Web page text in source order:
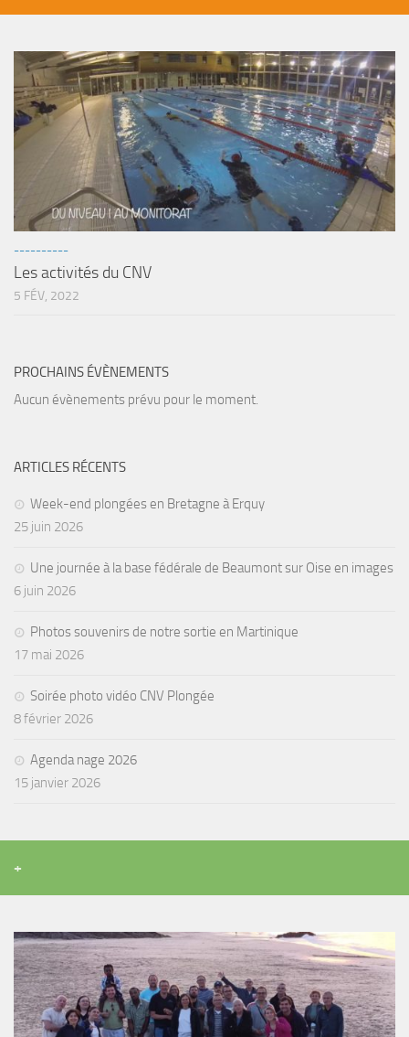
Sorties 2021
Sorties 2020
Sorties 2019
Sorties 2018
sorties 2017
Sorties 2016
Sorties 2015
Sorties 2014
BIO SUB
Peinture
NAP / NEV
Les Palmes du Lac
MATERIEL
Occasions
----------
Les activités du CNV
5 FÉV, 2022
PROCHAINS ÉVÈNEMENTS
Aucun évènements prévu pour le moment.
ARTICLES RÉCENTS
Week-end plongées en Bretagne à Erquy
25 juin 2026
Une journée à la base fédérale de Beaumont sur Oise en images
6 juin 2026
Photos souvenirs de notre sortie en Martinique
17 mai 2026
Soirée photo vidéo CNV Plongée
8 février 2026
Agenda nage 2026
15 janvier 2026
+